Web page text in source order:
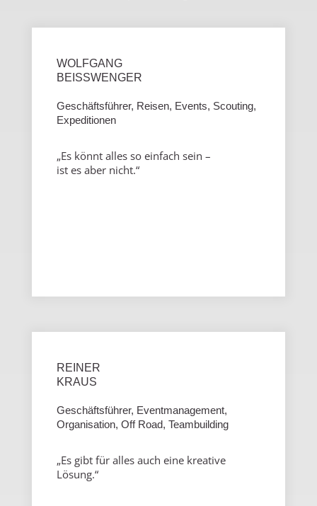
WOLFGANG
BEISSWENGER
Geschäftsführer, Reisen, Events, Scouting,
Expeditionen
„Es könnt alles so einfach sein –
ist es aber nicht.“
REINER
KRAUS
Geschäftsführer, Eventmanagement,
Organisation, Off Road, Teambuilding
„Es gibt für alles auch eine kreative
Lösung.“